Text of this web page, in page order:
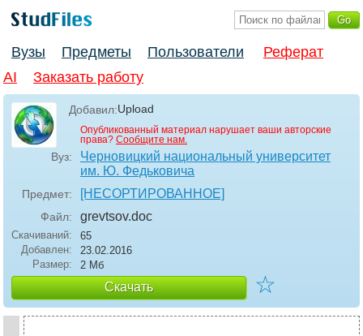
Вузы Предметы Пользователи
Реферат
AI
Заказать работу
Добавил:Upload
Опубликованный материал нарушает ваши авторские
права? Сообщите нам.
Вуз:
Черновицкий национальный университет
им. Ю. Федьковича
Предмет: [НЕСОРТИРОВАННОЕ]
Файл: grevtsov.doc
Скачиваний:
65
Добавлен:
23.02.2016
Размер:
2 Мб
Скачать ☆